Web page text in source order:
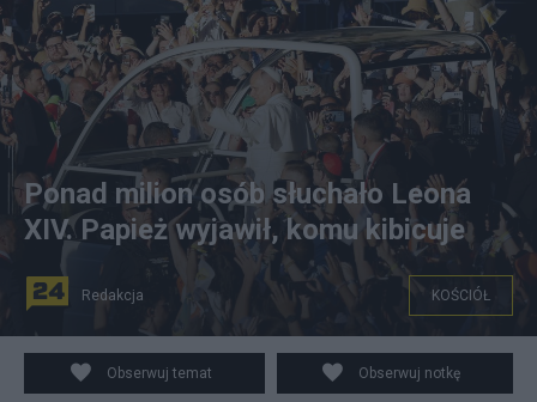
Ponad milion osób słuchało Leona
XIV. Papież wyjawił, komu kibicuje
Redakcja KOŚCIÓŁ
Obserwuj temat Obserwuj notkę